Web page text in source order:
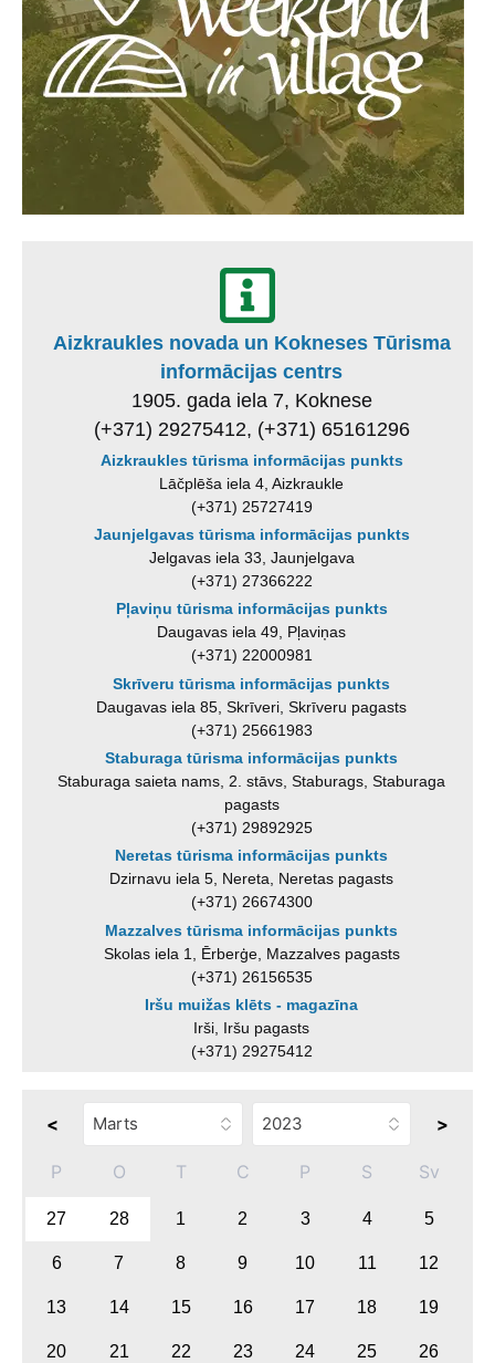
Aizkraukles novada un Kokneses Tūrisma
informācijas centrs
1905. gada iela 7, Koknese
(+371) 29275412, (+371) 65161296
Aizkraukles tūrisma informācijas punkts
Lāčplēša iela 4, Aizkraukle
(+371) 25727419
Jaunjelgavas tūrisma informācijas punkts
Jelgavas iela 33, Jaunjelgava
(+371) 27366222
Pļaviņu tūrisma informācijas punkts
Daugavas iela 49, Pļaviņas
(+371) 22000981
Skrīveru tūrisma informācijas punkts
Daugavas iela 85, Skrīveri, Skrīveru pagasts
(+371) 25661983
Staburaga tūrisma informācijas punkts
Staburaga saieta nams, 2. stāvs, Staburags, Staburaga
pagasts
(+371) 29892925
Neretas tūrisma informācijas punkts
Dzirnavu iela 5, Nereta, Neretas pagasts
(+371) 26674300
Mazzalves tūrisma informācijas punkts
Skolas iela 1, Ērberģe, Mazzalves pagasts
(+371) 26156535
Iršu muižas klēts - magazīna
Irši, Iršu pagasts
(+371) 29275412
< >
P O T C P S Sv
27 28 1 2 3 4 5
6 7 8 9 10 11 12
13 14 15 16 17 18 19
20 21 22 23 24 25 26